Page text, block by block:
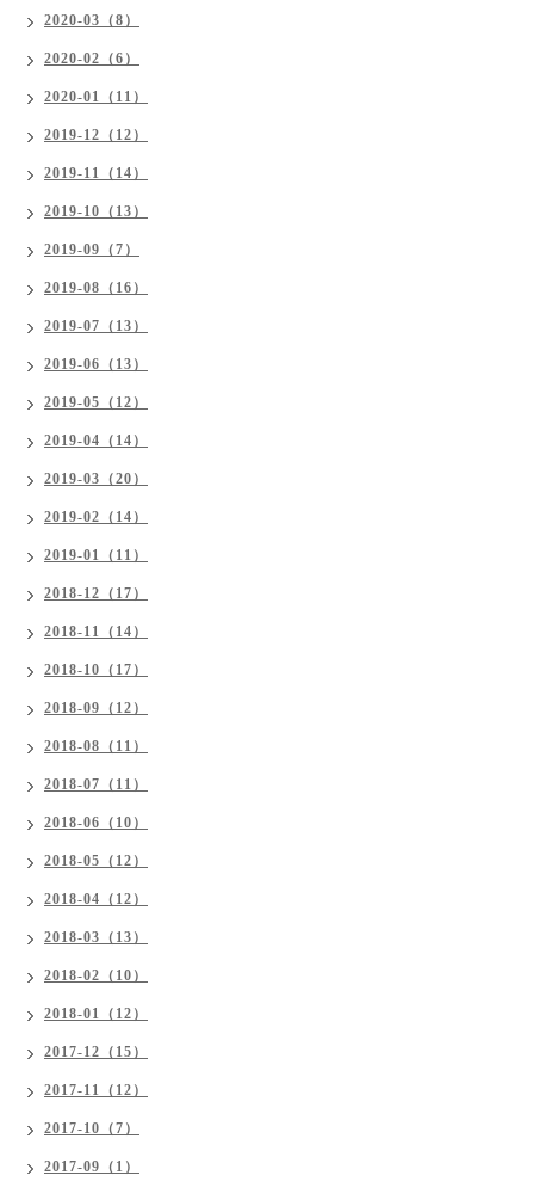
2020-03（8）
2020-02（6）
2020-01（11）
2019-12（12）
2019-11（14）
2019-10（13）
2019-09（7）
2019-08（16）
2019-07（13）
2019-06（13）
2019-05（12）
2019-04（14）
2019-03（20）
2019-02（14）
2019-01（11）
2018-12（17）
2018-11（14）
2018-10（17）
2018-09（12）
2018-08（11）
2018-07（11）
2018-06（10）
2018-05（12）
2018-04（12）
2018-03（13）
2018-02（10）
2018-01（12）
2017-12（15）
2017-11（12）
2017-10（7）
2017-09（1）